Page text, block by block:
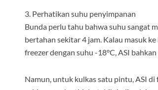
3. Perhatikan suhu penyimpanan
Bunda perlu tahu bahwa suhu sangat
bertahan sekitar 4 jam. Kalau masuk
freezer dengan suhu -18°C, ASI
Namun, untuk kulkas satu pintu, ASI